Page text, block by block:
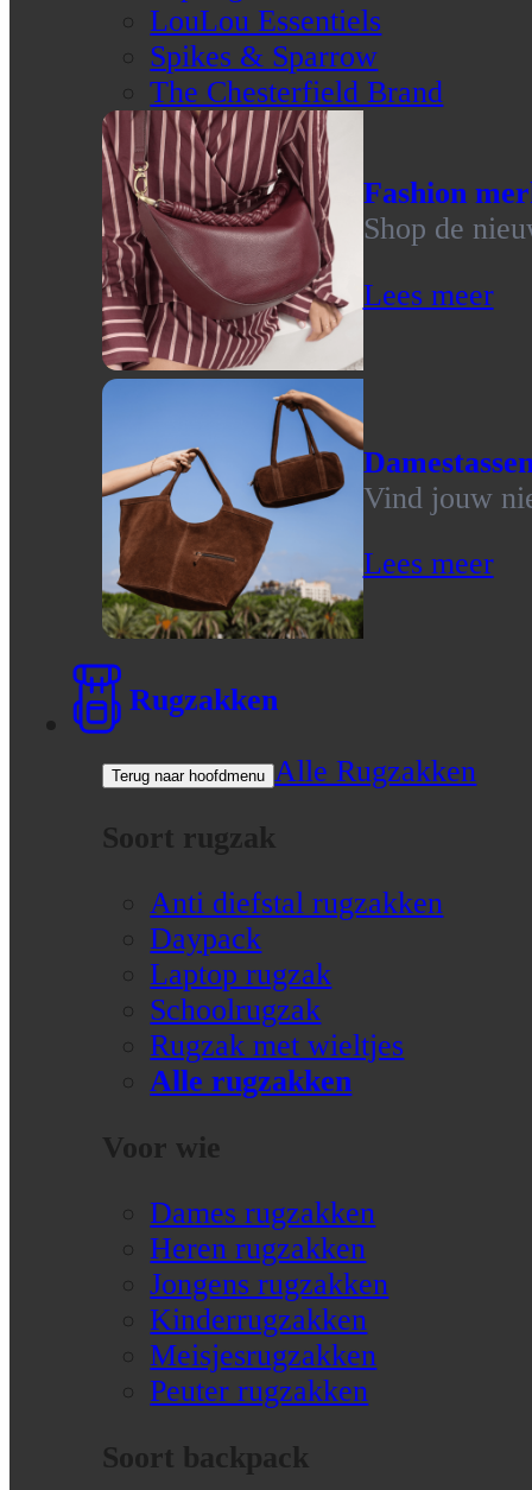
LouLou Essentiels
Spikes & Sparrow
The Chesterfield Brand
Fashion
Shop de
Lees meer
Vind jouw
Lees meer
Rugzakken
Terug naar hoofdmenu Alle Rugzakken
Soort rugzak
Anti diefstal rugzakken
Daypack
Laptop rugzak
Schoolrugzak
Rugzak met wieltjes
Alle rugzakken
Voor wie
Dames rugzakken
Heren rugzakken
Jongens rugzakken
Kinderrugzakken
Meisjesrugzakken
Peuter rugzakken
Soort backpack